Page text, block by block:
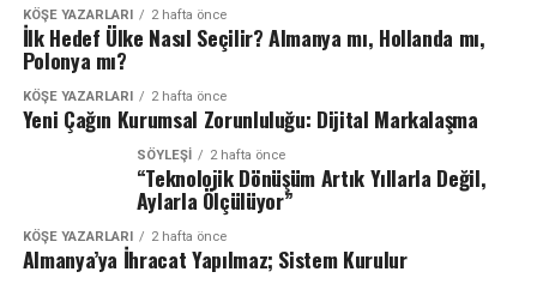
KÖŞE YAZARLARI 2 hafta önce
İlk Hedef Ülke Nasıl Seçilir? Almanya mı, Hollanda mı,
Polonya mı?
KÖŞE YAZARLARI 2 hafta önce
Yeni Çağın Kurumsal Zorunluluğu: Dijital Markalaşma
SÖYLEŞİ 2 hafta önce
“Teknolojik Dönüşüm Artık Yıllarla Değil,
Aylarla Ölçülüyor”
KÖŞE YAZARLARI 2 hafta önce
Almanya’ya İhracat Yapılmaz; Sistem Kurulur